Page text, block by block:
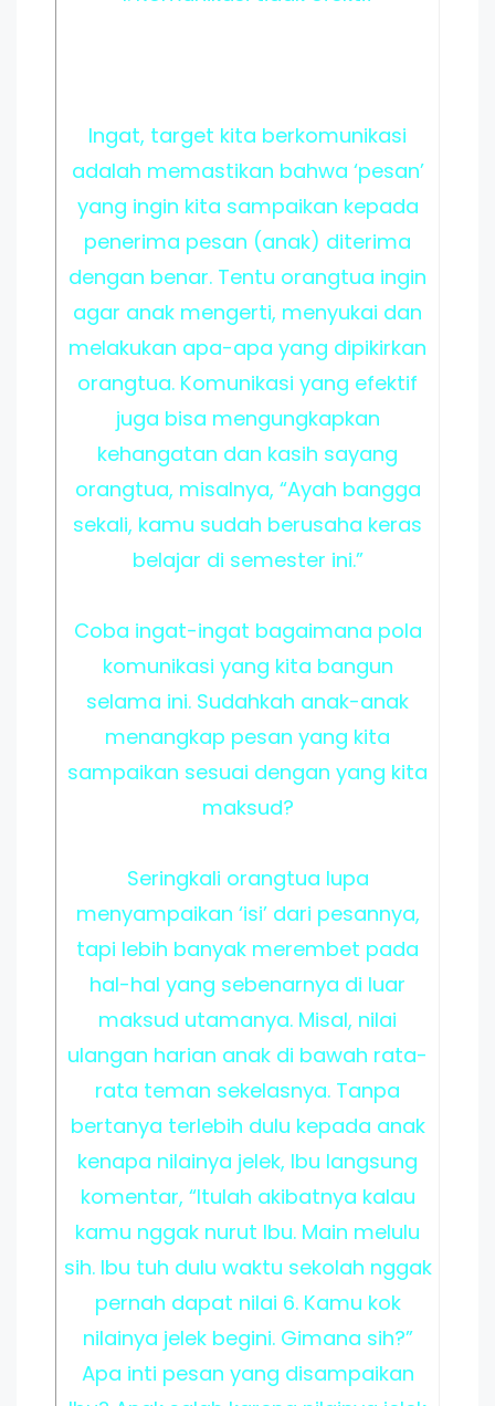
Ingat, target kita berkomunikasi
adalah memastikan bahwa ‘pesan’
yang ingin kita sampaikan kepada
penerima pesan (anak) diterima
dengan benar. Tentu orangtua ingin
agar anak mengerti, menyukai dan
melakukan apa-apa yang dipikirkan
orangtua. Komunikasi yang efektif
juga bisa mengungkapkan
kehangatan dan kasih sayang
orangtua, misalnya, “Ayah bangga
sekali, kamu sudah berusaha keras
belajar di semester ini.”
Coba ingat-ingat bagaimana pola
komunikasi yang kita bangun
selama ini. Sudahkah anak-anak
menangkap pesan yang kita
sampaikan sesuai dengan yang kita
maksud?
Seringkali orangtua lupa
menyampaikan ‘isi’ dari pesannya,
tapi lebih banyak merembet pada
hal-hal yang sebenarnya di luar
maksud utamanya. Misal, nilai
ulangan harian anak di bawah rata-
rata teman sekelasnya. Tanpa
bertanya terlebih dulu kepada anak
kenapa nilainya jelek, Ibu langsung
komentar, “Itulah akibatnya kalau
kamu nggak nurut Ibu. Main melulu
sih. Ibu tuh dulu waktu sekolah nggak
pernah dapat nilai 6. Kamu kok
nilainya jelek begini. Gimana sih?”
Apa inti pesan yang disampaikan